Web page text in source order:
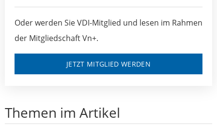
Oder werden Sie VDI-Mitglied und lesen im Rahmen
der Mitgliedschaft Vn+.
JETZT MITGLIED WERDEN
Themen im Artikel